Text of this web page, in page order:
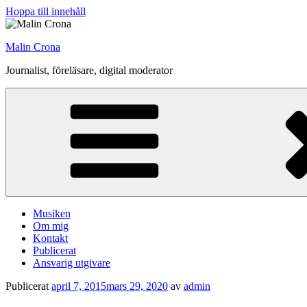
Hoppa till innehåll
Malin Crona
Journalist, föreläsare, digital moderator
Musiken
Om mig
Kontakt
Publicerat
Ansvarig utgivare
Publicerat april 7, 2015mars 29, 2020 av admin